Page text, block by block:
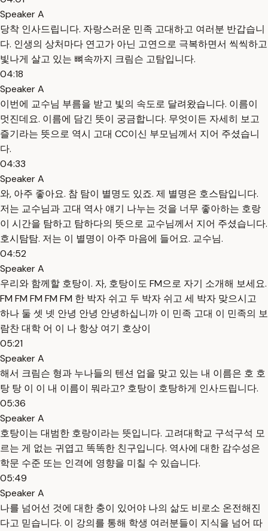
Speaker A
당착 인사드립니다. 자랑스러운 민족 고대하고 여러분 반갑습니
다. 인생의 상처마다 연고가 아닌 고연으로 극복하면서 씩씩하고
빛나게 살고 있는 뼈속까지 크림슨 고탐입니다.
04:18
Speaker A
이번에 교수님 부름을 받고 빛의 속도로 달려왔습니다. 이름이
멋진데요. 이름에 담긴 뜻이 궁금합니다. 무엇이든 자세히 보고
즐기라는 뜻으로 역시 고대 CC이신 부모님께서 지어 주셨습니
다.
04:33
Speaker A
와, 아주 좋아요. 참 탐이 별명도 있죠. 제 별명은 호스탐입니다.
저는 교수님과 고대 역사 얘기 나누는 것을 너무 좋아하는 호랑
이 시간을 탐하고 탐하다의 뜻으로 교수님께서 지어 주셨습니다.
호시탐탐. 저는 이 별명이 아주 마음에 들어요. 교수님.
04:52
Speaker A
우리와 함께할 호탕이. 자, 호탕이도 FM으로 자기 소개해 보세요.
FM FM FM FM FM 한 박자 쉬고 두 박자 쉬고 세 박자 맞으시고
하나 둘 셋 넷 안녕 안녕 안녕하십니까 이 민족 고대 이 민족의 보
람찬 대학 어 이 나 항상 여기 호상이
05:21
Speaker A
해서 크림슨 형과 누나들의 텐션 업을 맞고 있는 내 이름은 호 호
탕 탕 이 이 내 이름이 뭐라고? 호탕이 호탕하게 인사드립니다.
05:36
Speaker A
호탕이는 대범한 호랑이라는 뜻입니다. 고려대학교 구석구석 모
르는 게 없는 귀엽고 똑똑한 친구입니다. 역사에 대한 감수성은
학문 수준 또는 인격에 영향을 미칠 수 있습니다.
05:49
Speaker A
나를 넘어선 것에 대한 충이 있어야 나의 삶도 비로소 온전해진
다고 믿습니다. 이 강의를 통해 학생 여러분들이 지식을 넘어 따